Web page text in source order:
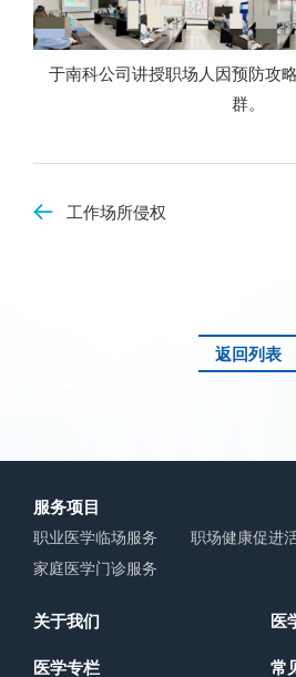
于南科公司讲授职场人因预防攻
群。
工作场所侵权
返回列表
服务项目
职业医学临场服务
职场健康促进
家庭医学门诊服务
关于我们 医
医学专栏 常